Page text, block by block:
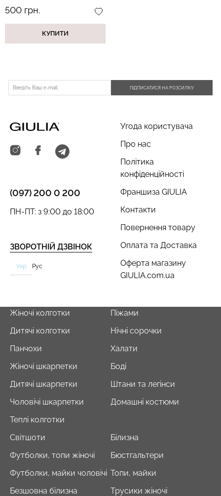
500 грн.
КУПИТИ
ПІДПИСАТИСЯ НА РОЗСИЛКУ
Угода користувача
Про нас
Політика
конфіденційності
Франшиза GIULIA
Контакти
Повернення товару
Оплата та Доставка
Оферта магазину
GIULIA.com.ua
(097) 200 0 200
ЗВОРОТНІЙ ДЗВІНОК
ПН-ПТ: з 9:00 до 18:00
Укр Рус
Жіночі колготки
Дитячі колготки
Панчохи
Жіночі шкарпетки
Дитячі шкарпетки
Чоловічі шкарпетки
Теплі колготки
Піжами
Нічні сорочки
Халати
Боді
Штани та легінси
Домашні костюми
Світшоти
Футболки, топи жіночі
Футболки, майки чоловічі
Безшовна білизна
Білизна
Бюстгальтери
Топи, майки
Трусики жіночі